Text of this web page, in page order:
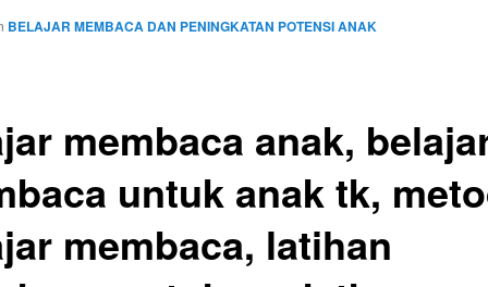
membaca anak,
untuk anak tk,
membaca, latihan
BELAJAR MEMBACA DAN PENINGKATAN POTENSI ANAK